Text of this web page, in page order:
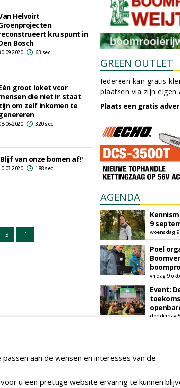
Helvoirt
kruispunt in
Bosch
09-2020 63 sec
groot loket voor
die niet in staat
om zelf inkomen te
06-2020 320 sec
van onze bomen af!'
03-2020 188 sec
3
GREEN OUTLET
Iedereen kan gratis
plaatsen via zijn eigen
Plaats een gratis
AGENDA
9
woensdag 9
Poel
vrijdag 9
Event:
donderdag
aan de wensen en interesses van de
u een prettige website ervaring te kunnen